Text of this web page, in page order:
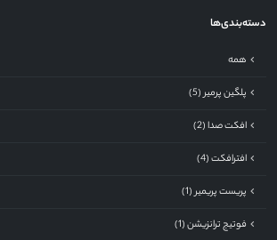
دسته‌بندی‌ها
همه
پلگین پرمیر (5)
افکت صدا (2)
افترافکت (4)
پریست پریمیر (1)
فوتیج ترانزیشن (1)